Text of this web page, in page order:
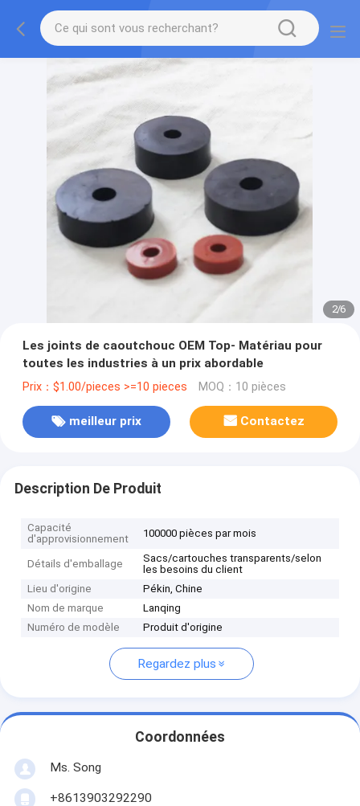
2/6
Les joints de caoutchouc OEM Top- Matériau pour
toutes les industries à un prix abordable
Prix：$1.00/pieces >=10 pieces MOQ：10 pièces
meilleur prix Contactez
Description De Produit
Capacité
d'approvisionnement
100000 pièces par mois
Détails d'emballage
Sacs/cartouches transparents/selon
les besoins du client
Lieu d'origine
Pékin, Chine
Nom de marque
Lanqing
Numéro de modèle
Produit d'origine
Regardez plus
Coordonnées
Ms. Song
+8613903292290